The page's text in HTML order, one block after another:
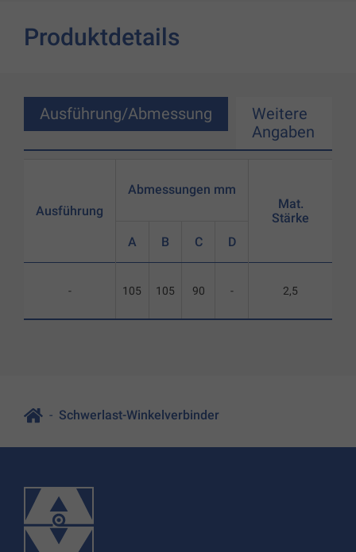
Produktdetails
Ausführung/Abmessung
Weitere
Angaben
Ausführung
-
Abmessungen mm
A B C D
105 105 90 -
Mat.
Stärke
2,5
Schwerlast-Winkelverbinder